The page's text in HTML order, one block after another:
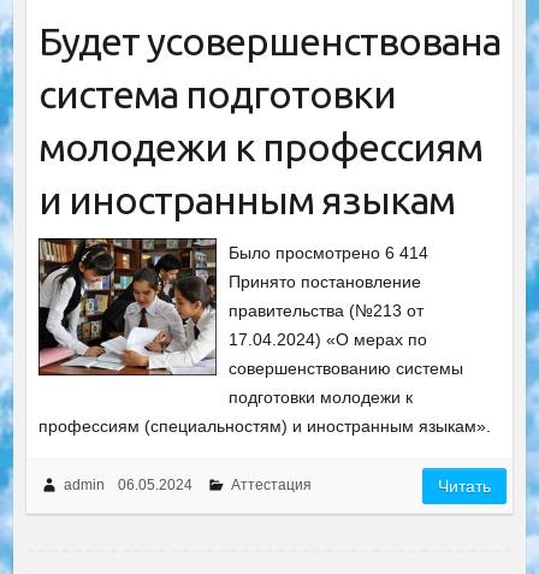
Будет усовершенствована
система подготовки
молодежи к профессиям
и иностранным языкам
Было просмотрено 6 414
Принято постановление
правительства (№213 от
17.04.2024) «О мерах по
совершенствованию системы
подготовки молодежи к
профессиям (специальностям) и иностранным языкам».
admin 06.05.2024 Аттестация Читать